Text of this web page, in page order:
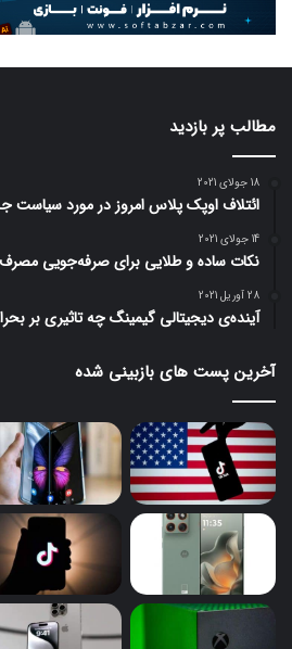
مطالب پر بازدید
18 جولای 2021
ائتلاف اوپک پلاس امروز در مورد سیاست
14 جولای 2021
نکات ساده و طلایی برای صرفه‌جویی
28 آوریل 2021
آینده‌ی دیجیتالی گیمینگ چه تاثیری بر
آخرین پست های بازبینی شده